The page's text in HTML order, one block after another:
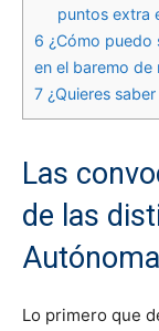
puntos extra
6 ¿Cómo puedo
en el baremo de
7 ¿Quieres saber
Las
de las
Lo primero que